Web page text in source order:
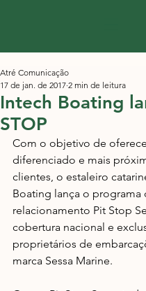
Intech Boating
STOP
Atré Comunicação
17 de jan. de 2017 2 min de leitura
Com o objetivo de
diferenciado e mais
clientes, o estaleiro
Boating lança o programa
relacionamento Pit Stop
cobertura nacional e
proprietários de
marca Sessa Marine.